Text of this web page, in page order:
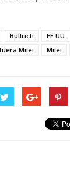
Bullrich EE.UU.
fuera Milei Milei